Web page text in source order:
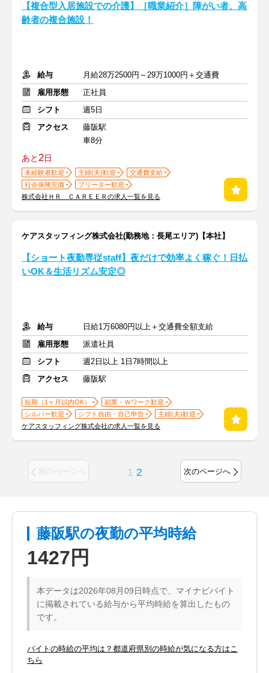
【複合型入居施設での介護】［職業紹介］障がい者、高
齢者の複合施設！
給与
月給28万2500円～29万1000円＋交通費
雇用形態
正社員
シフト
週5日
アクセス
藤阪駅
車8分
あと2日
未経験者歓迎 主婦(夫)歓迎
交通費支給
社会保険完備
フリーター歓迎
株式会社ＨＲ ＣＡＲＥＥＲの求人一覧を見る
ケアスタッフィング株式会社(勤務地：長尾エリア)【本社】
【ショート夜勤専従staff】夜だけで効率よく稼ぐ！日払
いOK＆生活リズム安定◎
給与
日給1万6080円以上＋交通費全額支給
雇用形態
派遣社員
シフト
週2日以上 1日7時間以上
アクセス
藤阪駅
短期（1ヶ月以内OK）
副業・Ｗワーク歓迎
シルバー歓迎
シフト自由・自己申告
主婦(夫)歓迎
ケアスタッフィング株式会社の求人一覧を見る
前のページへ 1 2 次のページへ
藤阪駅の夜勤の平均時給
1427円
本データは2026年08月09日時点で、マイナビバイト
に掲載されている給与から平均時給を算出したもの
です。
バイトの時給の平均は？都道府県別の時給が気になる方はこ
ちら